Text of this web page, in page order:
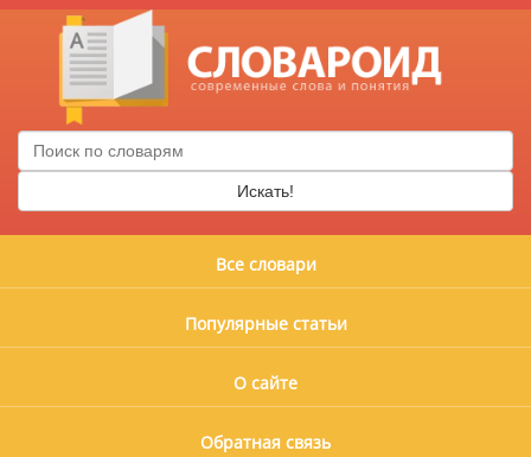
Искать!
Все словари
Популярные статьи
О сайте
Обратная связь